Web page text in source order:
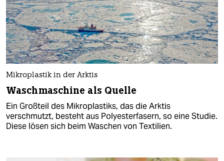
Mikroplastik in der Arktis
Waschmaschine als Quelle
Ein Großteil des Mikroplastiks, das die Arktis
verschmutzt, besteht aus Polyesterfasern, so eine Studie.
Diese lösen sich beim Waschen von Textilien.